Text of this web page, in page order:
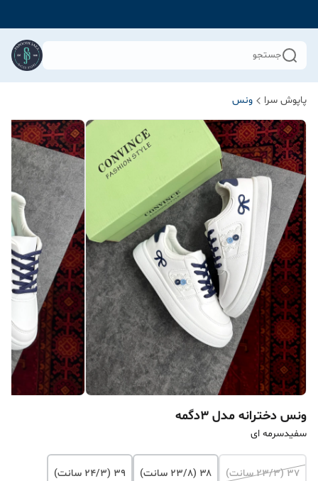
جستجو
پاپوش سرا ونس
ونس دخترانه مدل ۳دگمه
سفیدسرمه ای
۳۷ (23/3 سانت) ۳۸ (23/8 سانت) ۳۹ (24/3 سانت)